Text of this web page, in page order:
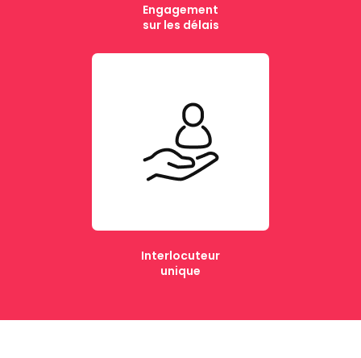
Engagement
sur les délais
Interlocuteur
unique